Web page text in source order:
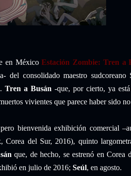
en MéxicoEstación Zombie: Tren a
del consolidado maestro sudcoreano
Tren a Busán -que, por cierto, ya
vivientes que parece haber sido
bienvenida exhibición comercial
Corea del Sur, 2016), quinto
que, de hecho, se estrenó en Corea
en julio de 2016; Seúl, en agosto.